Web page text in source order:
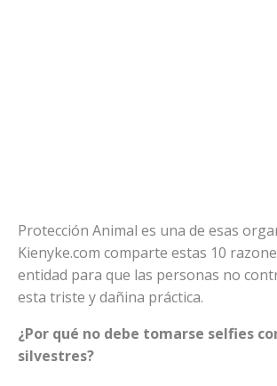
Protección Animal es una de esas
Kienyke.com comparte estas 10
entidad para que las personas no
esta triste y dañina práctica.
¿Por qué no debe tomarse selfies
silvestres?